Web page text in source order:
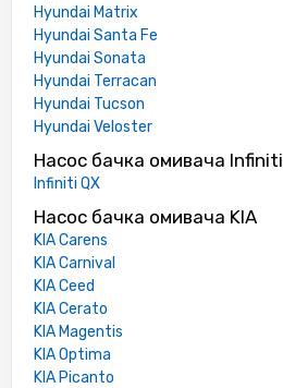
Hyundai Matrix
Hyundai Santa Fe
Hyundai Sonata
Hyundai Terracan
Hyundai Tucson
Hyundai Veloster
Насос бачка омивача Infiniti
Infiniti QX
Насос бачка омивача KIA
KIA Carens
KIA Carnival
KIA Ceed
KIA Cerato
KIA Magentis
KIA Optima
KIA Picanto